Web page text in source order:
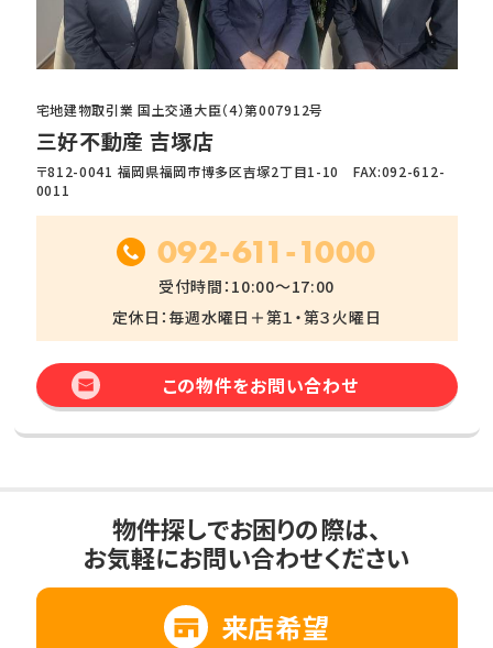
宅地建物取引業 国土交通大臣（4）第007912号
三好不動産 吉塚店
〒812-0041 福岡県福岡市博多区吉塚2丁目1-10 FAX:092-612-
0011
092-611-1000
受付時間：10:00～17:00
定休日：毎週水曜日＋第１・第３火曜日
この物件をお問い合わせ
物件探しでお困りの際は、
お気軽にお問い合わせください
来店希望